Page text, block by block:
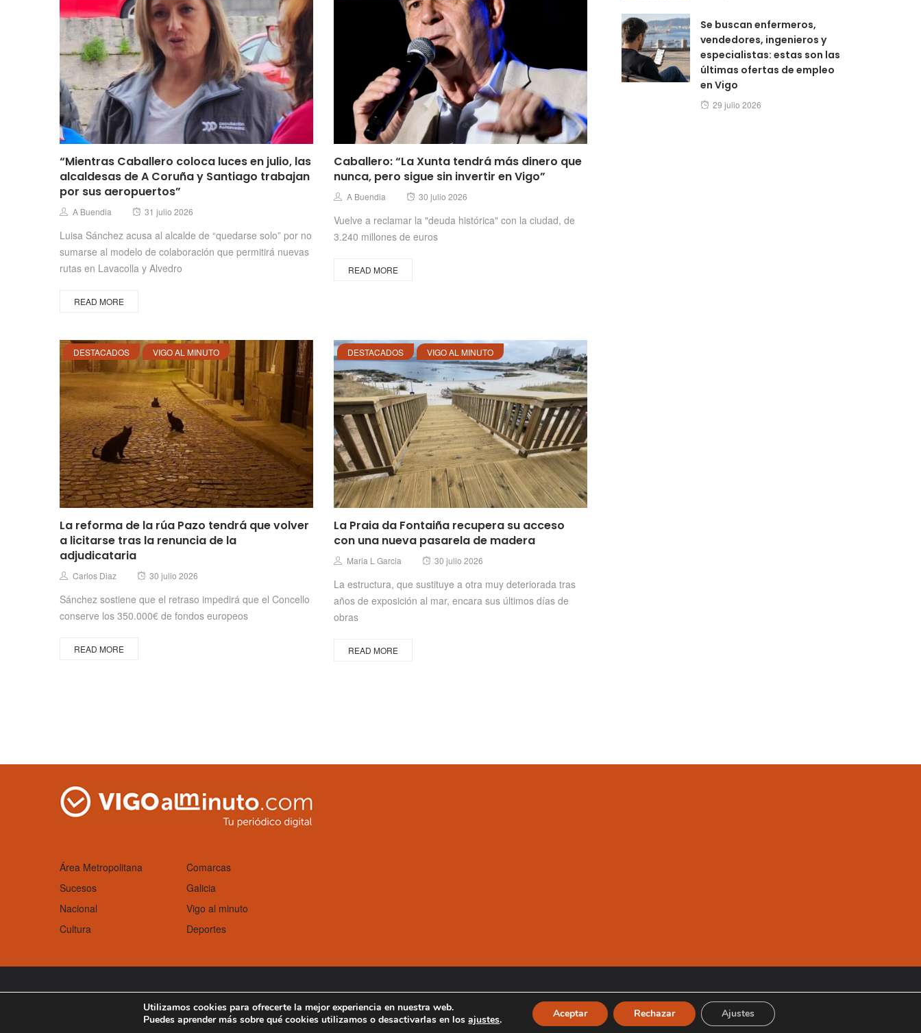
“Mientras Caballero coloca luces en julio, las
alcaldesas de A Coruña y Santiago trabajan
por sus aeropuertos”
Author
A Buendia
Posted
31 julio 2026
Luisa Sánchez acusa al alcalde de “quedarse solo” por no
sumarse al modelo de colaboración que permitirá nuevas
rutas en Lavacolla y Alvedro
READ MORE
Caballero: “La Xunta tendrá más dinero que
nunca, pero sigue sin invertir en Vigo”
Author
A Buendia
Posted
30 julio 2026
Vuelve a reclamar la "deuda histórica" con la ciudad, de
3.240 millones de euros
READ MORE
DESTACADOS VIGO AL MINUTO
La reforma de la rúa Pazo tendrá que volver
a licitarse tras la renuncia de la
adjudicataria
Author
Carlos Diaz
Posted
30 julio 2026
Sánchez sostiene que el retraso impedirá que el Concello
conserve los 350.000€ de fondos europeos
READ MORE
DESTACADOS VIGO AL MINUTO
La Praia da Fontaiña recupera su acceso
con una nueva pasarela de madera
Author
Maria L Garcia
Posted
30 julio 2026
La estructura, que sustituye a otra muy deteriorada tras
años de exposición al mar, encara sus últimos días de
obras
READ MORE
Se buscan enfermeros,
vendedores, ingenieros y
especialistas: estas son las
últimas ofertas de empleo
en Vigo
Posted
29 julio 2026
Área Metropolitana
Comarcas
Sucesos
Galicia
Nacional
Vigo al minuto
Cultura
Deportes
Utilizamos cookies para ofrecerte la mejor experiencia en nuestra web.
Puedes aprender más sobre qué cookies utilizamos o desactivarlas en losajustes. Aceptar Rechazar Ajustes